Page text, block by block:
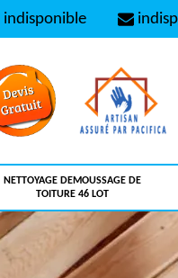
indisponible
NETTOYAGE DEMOUSSAGE DE
TOITURE 46 LOT